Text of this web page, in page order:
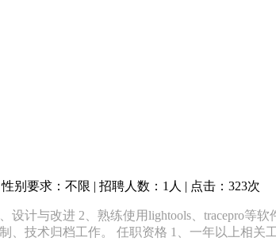
别要求：不限 | 招聘人数：1人 | 点击：323次
计与改进 2、熟练使用lightools、tracepro等
、技术归档工作。 任职资格 1、一年以上相关